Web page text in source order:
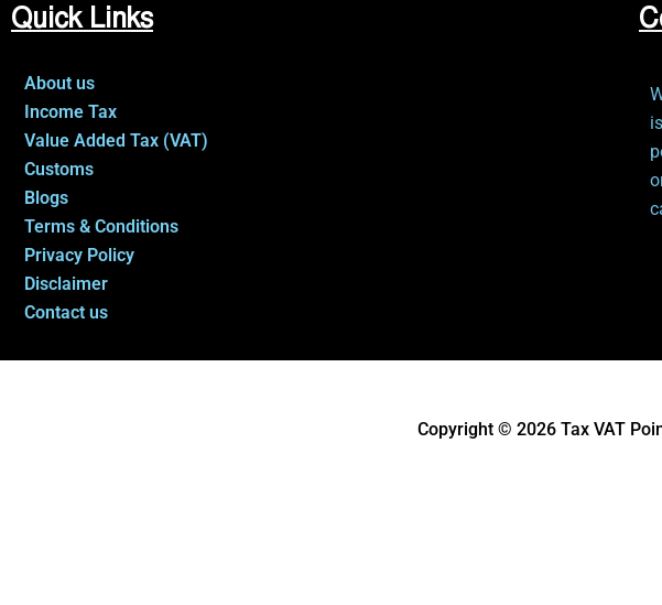
Quick Links
About us
Income Tax
Value Added Tax (VAT)
Customs
Blogs
Terms & Conditions
Privacy Policy
Disclaimer
Contact us
Copyright © 2026 Tax VAT